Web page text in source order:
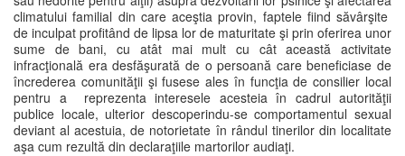
climatului familial din care aceştia provin, faptele fiind săvârşite
de inculpat profitând de lipsa lor de maturitate şi prin oferirea unor
sume de bani, cu atât mai mult cu cât această activitate
infracţională era desfăşurată de o persoană care beneficiase de
încrederea comunităţii şi fusese ales în funcţia de consilier local
pentru a reprezenta interesele acesteia în cadrul autorităţii
publice locale, ulterior descoperindu-se comportamentul sexual
deviant al acestuia, de notorietate în rândul tinerilor din localitate
aşa cum rezultă din declaraţiile martorilor audiaţi.